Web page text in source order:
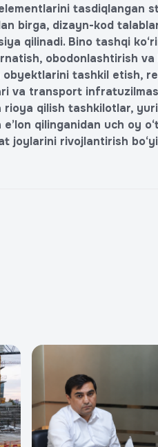
tasdiqlangan
birga, dizayn-kod
qilinadi. Bino tashqi
obodonlashtirish va
tashkil etish,
va transport
qilish tashkilotlar,
qilinganidan uch oy
joylarini rivojlantirish